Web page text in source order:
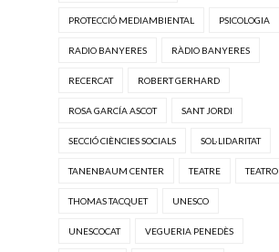
PROTECCIÓ MEDIAMBIENTAL PSICOLOGIA
RADIO BANYERES RÀDIO BANYERES
RECERCAT ROBERT GERHARD
ROSA GARCÍA ASCOT SANT JORDI
SECCIÓ CIÈNCIES SOCIALS SOL·LIDARITAT
TANENBAUM CENTER TEATRE TEATRO
THOMAS TACQUET UNESCO
UNESCOCAT VEGUERIA PENEDÈS